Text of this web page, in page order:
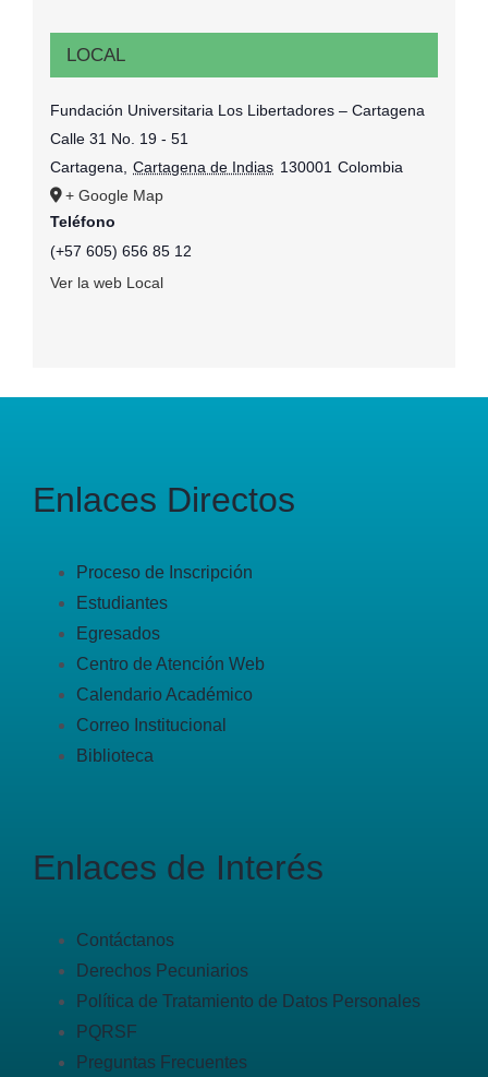
LOCAL
Fundación Universitaria Los Libertadores – Cartagena
Calle 31 No. 19 - 51
Cartagena, Cartagena de Indias 130001 Colombia
+ Google Map
Teléfono
(+57 605) 656 85 12
Ver la web Local
Enlaces Directos
Proceso de Inscripción
Estudiantes
Egresados
Centro de Atención Web
Calendario Académico
Correo Institucional
Biblioteca
Enlaces de Interés
Contáctanos
Derechos Pecuniarios
Política de Tratamiento de Datos Personales
PQRSF
Preguntas Frecuentes